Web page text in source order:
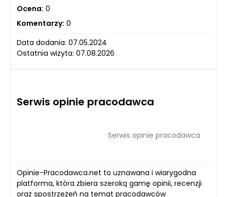
Ocena: 0
Komentarzy: 0
Data dodania: 07.05.2024
Ostatnia wizyta: 07.08.2026
Serwis opinie pracodawca
Serwis opinie pracodawca
Opinie-Pracodawca.net to uznawana i wiarygodna
platforma, która zbiera szeroką gamę opinii, recenzji
oraz spostrzeżeń na temat pracodawców